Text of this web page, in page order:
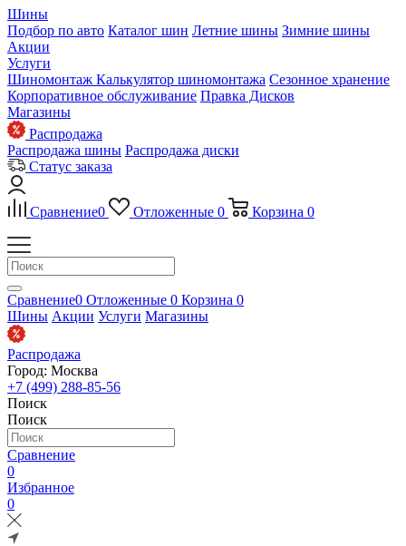
Шины
Подбор по авто Каталог шин Летние шины Зимние шины
Акции
Услуги
Шиномонтаж Калькулятор шиномонтажа Сезонное хранение
Корпоративное обслуживание Правка Дисков
Магазины
Распродажа
Распродажа шины Распродажа диски
Статус заказа
Сравнение0 Отложенные 0 Корзина 0
Сравнение0 Отложенные 0 Корзина 0
Шины Акции Услуги Магазины
Распродажа
Город: Москва
+7 (499) 288-85-56
Поиск
Поиск
Сравнение
0
Избранное
0